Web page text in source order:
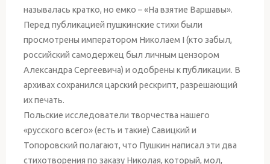
называлась кратко, но емко – «На взятие Варшавы».
Перед публикацией пушкинские стихи были
просмотрены императором Николаем I (кто забыл,
российский самодержец был личным цензором
Александра Сергеевича) и одобрены к публикации. В
архивах сохранился царский рескрипт, разрешающий
их печать.
Польские исследователи творчества нашего
«русского всего» (есть и такие) Савицкий и
Топоровский полагают, что Пушкин написал эти два
стихотворения по заказу Николая, который, мол,